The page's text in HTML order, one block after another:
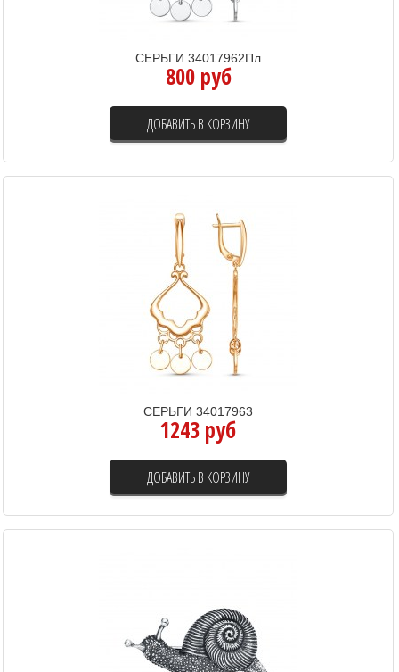
СЕРЬГИ 34017962Пл
800 руб
ДОБАВИТЬ В КОРЗИНУ
СЕРЬГИ 34017963
1243 руб
ДОБАВИТЬ В КОРЗИНУ